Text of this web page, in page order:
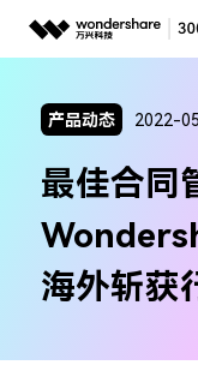
AIGC数字创意
实用工具
关于万兴
产品动态 2022-
最佳合同
海外斩获